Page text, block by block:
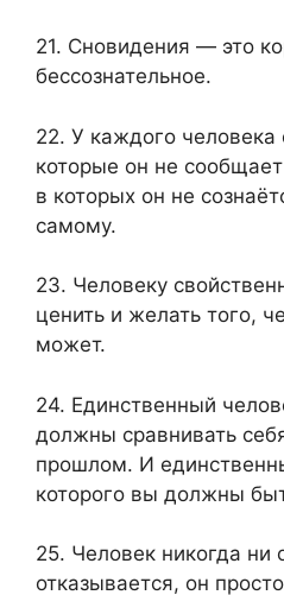
21. Сновидения — это
бессознательное.
22. У каждого человека
которые он не
в которых он не
самому.
23. Человеку
ценить и желать того,
может.
24. Единственный
должны сравнивать
прошлом. И
которого вы должны
25. Человек никогда ни
отказывается, он